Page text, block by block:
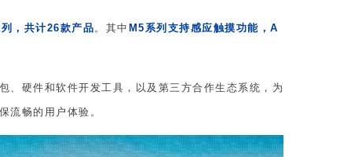
，共计26款产品。其中 M5系列支持感应触摸功能，A
、硬件和软件开发工具，以及第三方合作生态系统，为
流畅的用户体验。